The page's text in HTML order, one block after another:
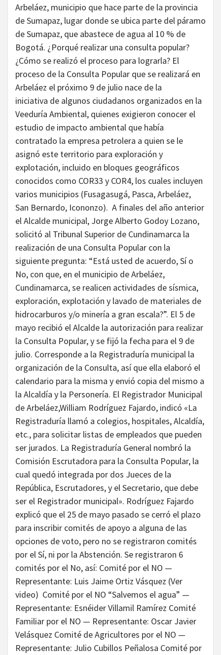
Arbeláez, municipio que hace parte de la provincia
de Sumapaz, lugar donde se ubica parte del páramo
de Sumapaz, que abastece de agua al 10 % de
Bogotá. ¿Porqué realizar una consulta popular?
¿Cómo se realizó el proceso para lograrla? El
proceso de la Consulta Popular que se realizará en
Arbeláez el próximo 9 de julio nace de la
iniciativa de algunos ciudadanos organizados en la
Veeduría Ambiental, quienes exigieron conocer el
estudio de impacto ambiental que había
contratado la empresa petrolera a quien se le
asignó este territorio para exploración y
explotación, incluido en bloques geográficos
conocidos como COR33 y COR4, los cuales incluyen
varios municipios (Fusagasugá, Pasca, Arbeláez,
San Bernardo, Icononzo). A finales del año anterior
el Alcalde municipal, Jorge Alberto Godoy Lozano,
solicitó al Tribunal Superior de Cundinamarca la
realización de una Consulta Popular con la
siguiente pregunta: “Está usted de acuerdo, Sí o
No, con que, en el municipio de Arbeláez,
Cundinamarca, se realicen actividades de sísmica,
exploración, explotación y lavado de materiales de
hidrocarburos y/o minería a gran escala?”. El 5 de
mayo recibió el Alcalde la autorización para realizar
la Consulta Popular, y se fijó la fecha para el 9 de
julio. Corresponde a la Registraduría municipal la
organización de la Consulta, así que ella elaboró el
calendario para la misma y envió copia del mismo a
la Alcaldía y la Personería. El Registrador Municipal
de Arbeláez,William Rodríguez Fajardo, indicó «La
Registraduría llamó a colegios, hospitales, Alcaldía,
etc., para solicitar listas de empleados que pueden
ser jurados. La Registraduría General nombró la
Comisión Escrutadora para la Consulta Popular, la
cual quedó integrada por dos Jueces de la
República, Escrutadores, y el Secretario, que debe
ser el Registrador municipal». Rodríguez Fajardo
explicó que el 25 de mayo pasado se cerró el plazo
para inscribir comités de apoyo a alguna de las
opciones de voto, pero no se registraron comités
por el Sí, ni por la Abstención. Se registraron 6
comités por el No, así: Comité por el NO —
Representante: Luis Jaime Ortiz Vásquez (Ver
video) Comité por el NO “Salvemos el agua” —
Representante: Esnéider Villamil Ramírez Comité
Familiar por el NO — Representante: Oscar Javier
Velásquez Comité de Agricultores por el NO —
Representante: Julio Cubillos Peñalosa Comité por